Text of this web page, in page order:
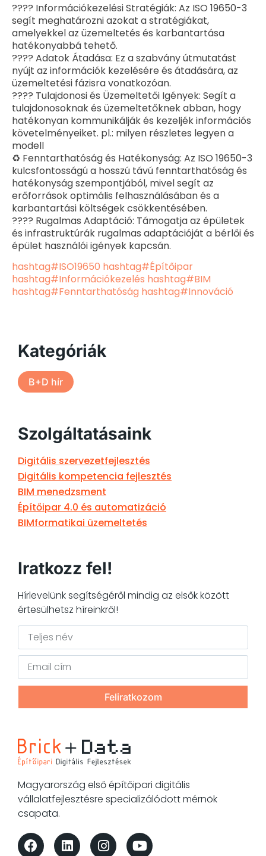
???? Információkezelési Stratégiák: Az ISO 19650-3
segít meghatározni azokat a stratégiákat,
amelyekkel az üzemeltetés és karbantartása
hatékonyabbá tehető.
???? Adatok Átadása: Ez a szabvány útmutatást
nyújt az információk kezelésére és átadására, az
üzemeltetési fázisra vonatkozóan.
???? Tulajdonosi és Üzemeltetői Igények: Segít a
tulajdonosoknak és üzemeltetőknek abban, hogy
hatékonyan kommunikálják és kezeljék információs
követelményeiket. pl.: milyen részletes legyen a
modell
♻️ Fenntarthatóság és Hatékonyság: Az ISO 19650-3
kulcsfontosságú a hosszú távú fenntarthatóság és
hatékonyság szempontjából, mivel segít az
erőforrások optimális felhasználásában és a
karbantartási költségek csökkentésében.
???? Rugalmas Adaptáció: Támogatja az épületek
és infrastruktúrák rugalmas adaptációját a bérlői és
épület használói igények kapcsán.
hashtag#ISO19650 hashtag#Építőipar
hashtag#Információkezelés hashtag#BIM
hashtag#Fenntarthatóság hashtag#Innováció
Kategóriák
B+D hír
Szolgáltatásaink
Digitális szervezetfejlesztés
Digitális kompetencia fejlesztés
BIM menedzsment
Építőipar 4.0 és automatizáció
BIMformatikai üzemeltetés
Iratkozz fel!
Hírlevelünk segítségéről mindig az elsők között
értesülhetsz híreinkről!
Feliratkozom
Magyarország első építőipari digitális
vállalatfejlesztésre specializálódott mérnök
csapata.